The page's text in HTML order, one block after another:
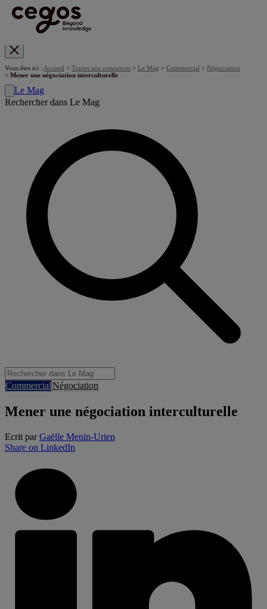
Vous êtes ici : Accueil > Toutes nos ressources > Le Mag > Commercial > Négociation
> Mener une négociation interculturelle
Le Mag
Rechercher dans Le Mag
CommercialNégociation
Mener une négociation interculturelle
Ecrit parGaëlle Menin-Urien
Share on LinkedIn